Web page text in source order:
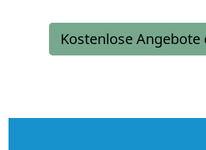
Kostenlose Angebote